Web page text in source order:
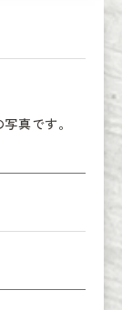
真です。